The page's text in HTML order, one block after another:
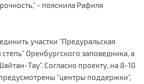
- пояснила Рафиля
участки "Предуральская
степь" Оренбургского заповедника, а
Тау". Согласно проекту, на 8-10
"центры поддержки",